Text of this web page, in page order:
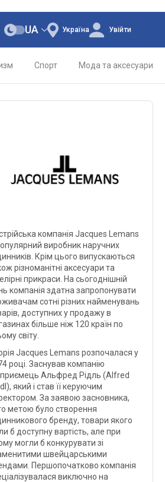
Україна
UA Увійти
Спорт Мода та аксесуари
Lemans Derby
7 917 грн. від 8 100 грн.
компанія Jacques Lemans
виробник наручних
Крім цього випускаються
різноманітні аксесуари та
прикраси. На сьогоднішній
компанія здатна запропонувати
сотні різних найменувань
доступних у продажу в
більше ніж 120 країн по
світу.
Jacques Lemans розпочалася у
році. Заснував компанію
Альфред Рідль (Alfred
який і став її керуючим
За заявою засновника,
метою було створення
бренду, товари якого
б доступну вартість, але при
могли б конкурувати зі
швейцарськими
Першопочатково компанія
виключно на